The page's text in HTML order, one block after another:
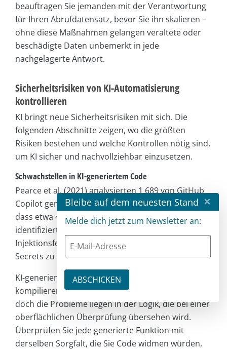
beauftragen Sie jemanden mit der Verantwortung
für Ihren Abrufdatensatz, bevor Sie ihn skalieren –
ohne diese Maßnahmen gelangen veraltete oder
beschädigte Daten unbemerkt in jede
nachgelagerte Antwort.
Sicherheitsrisiken von KI-Automatisierung
kontrollieren
KI bringt neue Sicherheitsrisiken mit sich. Die
folgenden Abschnitte zeigen, wo die größten
Risiken bestehen und welche Kontrollen nötig sind,
um KI sicher und nachvollziehbar einzusetzen.
Schwachstellen in KI-generiertem Code
Pearce et al. (2021) analysierten 1 689 von GitHub
Copilot generierte Programme und stellten fest,
dass etwa 40 Prozent mindestens eine
identifizierte Schwachstelle enthielten, wobei
Injektionsfehler, Path Traversal und hartcodierte
Secrets zu den häufigsten gehörten [7].
KI-generierter Code lässt sich problemlos
kompilieren und sieht auf den ersten Blick gut aus,
doch die Probleme liegen in der Logik, die bei einer
oberflächlichen Überprüfung übersehen wird.
Überprüfen Sie jede generierte Funktion mit
derselben Sorgfalt, die Sie Code widmen würden,
Bleibe auf dem neuesten Stand ×
Melde dich jetzt zum Newsletter an: